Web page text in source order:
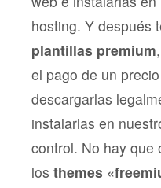
hosting. Y después
plantillas premium
el pago de un
descargarlas
instalarlas en
control. No hay que
los themes